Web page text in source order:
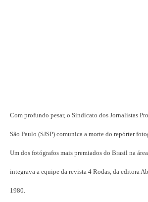
Com profundo pesar, o Sindicato dos Jornalistas
São Paulo (SJSP) comunica a morte do repórter
Um dos fotógrafos mais premiados do Brasil na
integrava a equipe da revista 4 Rodas, da editora
1980.